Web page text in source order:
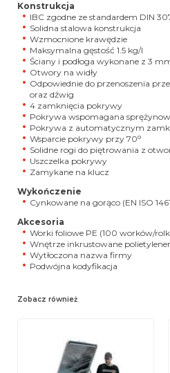
Konstrukcja
IBC zgodne ze standardem DIN
Solidna stalowa konstrukcja
Wzmocnione krawędzie
Maksymalna gęstość 1.5 kg/l
Ściany i podłoga wykonane z 3
Otwory na widły
Odpowiednie do przenoszenia
oraz dźwig
4 zamknięcia pokrywy
Pokrywa wspomagana
Pokrywa z automatycznym
Wsparcie pokrywy przy 70o
Solidne rogi do piętrowania z
Uszczelka pokrywy
Zamykane na klucz
Wykończenie
Cynkowane na gorąco (EN ISO
Akcesoria
Worki foliowe PE (100 worków/
Wnętrze inkrustowane
Wytłoczona nazwa firmy
Podwójna kodyfikacja
Zobacz również